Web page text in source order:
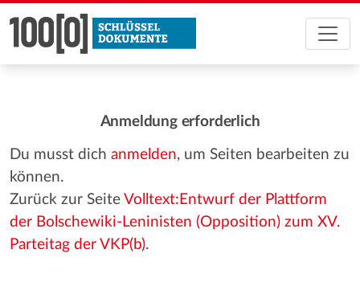
Anmeldung erforderlich
Du musst dich anmelden, um Seiten bearbeiten zu
können.
Zurück zur Seite Volltext:Entwurf der Plattform
der Bolschewiki-Leninisten (Opposition) zum XV.
Parteitag der VKP(b).